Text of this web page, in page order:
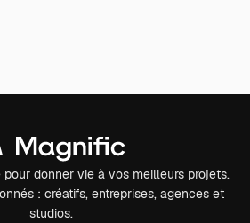
donner vie à vos meilleurs projets.
: créatifs, entreprises, agences et
studios.